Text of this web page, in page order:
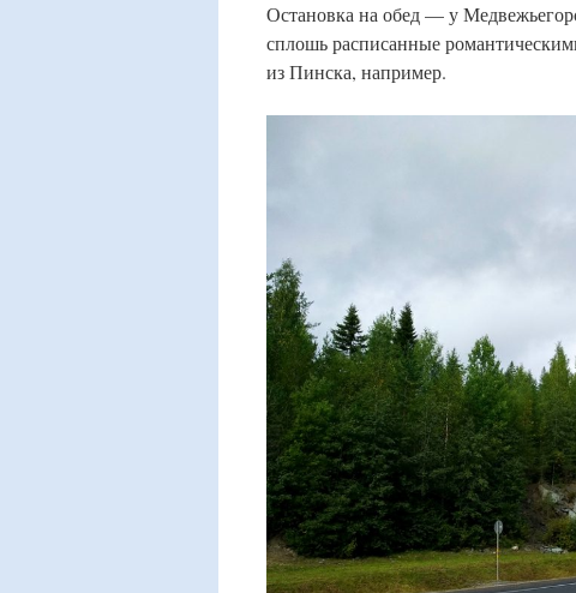
Остановка на обед — у
сплошь расписанные
из Пинска, например.